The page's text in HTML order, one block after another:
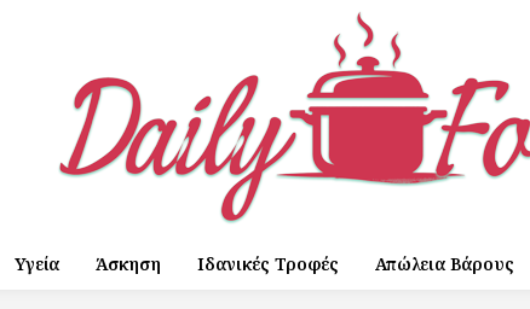
Υγεία Άσκηση Ιδανικές Τροφές Απώλεια Βάρους